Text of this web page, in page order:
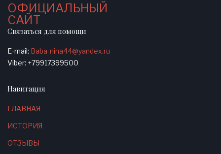
ОФИЦИАЛЬНЫЙ
САЙТ
Связаться для помощи
E-mail: Baba-nina44@yandex.ru
Viber: +79917399500
Навигация
ГЛАВНАЯ
ИСТОРИЯ
ОТЗЫВЫ